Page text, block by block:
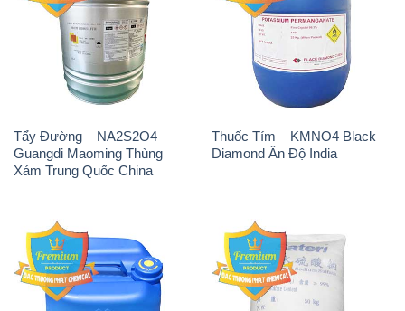
Tẩy Đường – NA2S2O4
Guangdi Maoming Thùng
Xám Trung Quốc China
Thuốc Tím – KMNO4 Black
Diamond Ấn Độ India